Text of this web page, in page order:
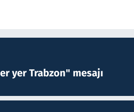
yer Trabzon" mesajı